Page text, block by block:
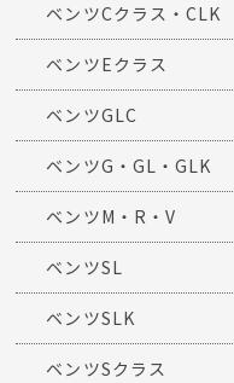
ベンツCクラス・CLK
ベンツEクラス
ベンツGLC
ベンツG・GL・GLK
ベンツM・R・V
ベンツSL
ベンツSLK
ベンツSクラス